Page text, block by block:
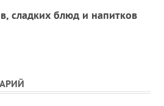
сладких блюд и напитков